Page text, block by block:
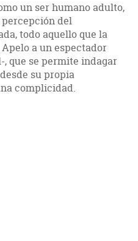
un ser humano adulto,
percepción del
todo aquello que la
a un espectador
que se permite indagar
su propia
complicidad.